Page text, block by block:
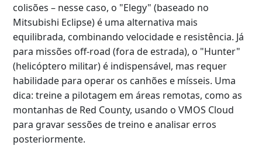
colisões – nesse caso, o "Elegy" (baseado no
Mitsubishi Eclipse) é uma alternativa mais
equilibrada, combinando velocidade e resistência. Já
para missões off-road (fora de estrada), o "Hunter"
(helicóptero militar) é indispensável, mas requer
habilidade para operar os canhões e mísseis. Uma
dica: treine a pilotagem em áreas remotas, como as
montanhas de Red County, usando o VMOS Cloud
para gravar sessões de treino e analisar erros
posteriormente.